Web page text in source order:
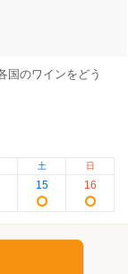
国のワインをどう
土
15
日
16